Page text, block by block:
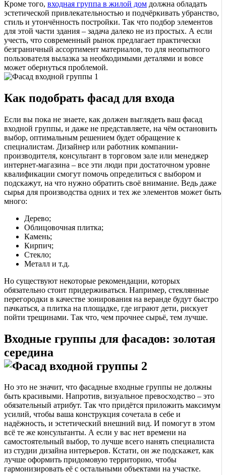
Кроме того, входная группа в жилой дом должна обладать
эстетической привлекательностью и подчёркивать убранство,
стиль и утончённость постройки. Так что подбор элементов
для этой части здания – задача далеко не из простых. А если
учесть, что современный рынок предлагает практически
безграничный ассортимент материалов, то для неопытного
пользователя вылазка за необходимыми деталями и вовсе
может обернуться проблемой.
Как подобрать фасад для входа
Если вы пока не знаете, как должен выглядеть ваш фасад
входной группы, и даже не представляете, на чём остановить
выбор, оптимальным решением будет обращение к
специалистам. Дизайнер или работник компании-
производителя, консультант в торговом зале или менеджер
интернет-магазина – все эти люди при достаточном уровне
квалификации смогут помочь определиться с выбором и
подскажут, на что нужно обратить своё внимание. Ведь даже
сырья для производства одних и тех же элементов может быть
много:
Дерево;
Облицовочная плитка;
Камень;
Кирпич;
Стекло;
Металл и т.д.
Но существуют некоторые рекомендации, которых
обязательно стоит придерживаться. Например, стеклянные
перегородки в качестве зонирования на веранде будут быстро
пачкаться, а плитка на площадке, где играют дети, рискует
пойти трещинами. Так что, чем прочнее сырьё, тем лучше.
Входные группы для фасадов: золотая
середина
Но это не значит, что фасадные входные группы не должны
быть красивыми. Напротив, визуальное превосходство – это
обязательный атрибут. Так что придётся приложить максимум
усилий, чтобы ваша конструкция сочетала в себе и
надёжность, и эстетический внешний вид. И помогут в этом
всё те же консультанты. А если у вас нет времени на
самостоятельный выбор, то лучше всего нанять специалиста
из студии дизайна интерьеров. Кстати, он же подскажет, как
лучше оформить придомовую территорию, чтобы
гармонизировать её с остальными объектами на участке.